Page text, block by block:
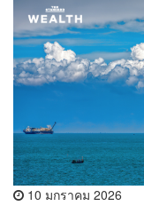
10 มกราคม 2026